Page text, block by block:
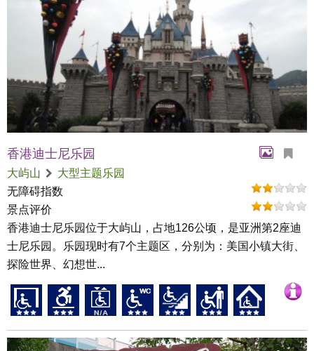
香港迪士尼乐园
大屿山
大型主题乐园
无障碍指数
景点评价
香港迪士尼乐园位于大屿山，占地126公顷，是亚洲第2座迪
士尼乐园。乐园现时有7个主题区，分别为：美国小镇大街、
探险世界、幻想世...